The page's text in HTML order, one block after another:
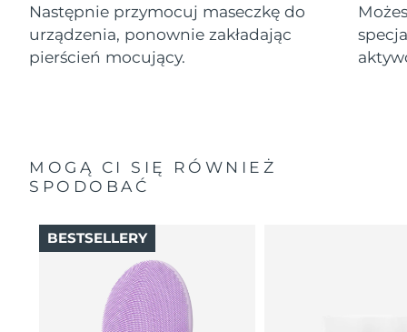
Następnie przymocuj maseczkę do
urządzenia, ponownie zakładając
pierścień mocujący.
MOGĄ CI SIĘ RÓWNIEŻ
SPODOBAĆ
BESTSELLERY